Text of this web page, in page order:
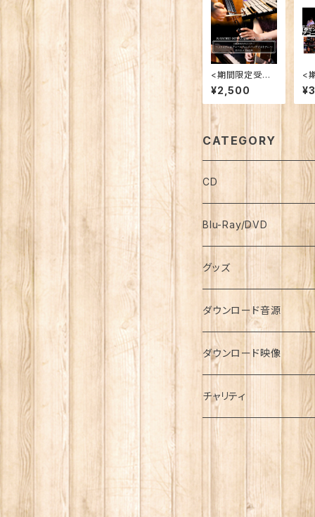
<期間限定受注
再販>【ライブC
D】「12周年あり
がとうツアー！〜
ファイナルはアコ
ースティックバン
ドでオトナに〜」
¥2,500
<
再
VD
目
ク
ブ」
CATEGORY
CD
Blu-Ray/DVD
グッズ
ダウンロード音源
ダウンロード映像
チャリティ